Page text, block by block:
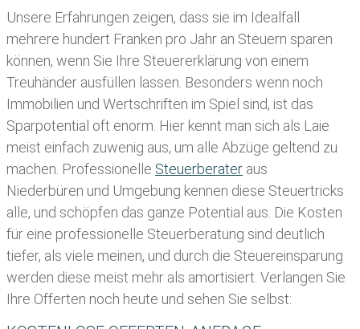
Unsere Erfahrungen zeigen, dass sie im Idealfall
mehrere hundert Franken pro Jahr an Steuern sparen
können, wenn Sie Ihre Steuererklärung von einem
Treuhänder ausfüllen lassen . Besonders wenn noch
Immobilien und Wertschriften im Spiel sind, ist das
Sparpotential oft enorm. Hier kennt man sich als Laie
meist einfach zuwenig aus, um alle Abzüge geltend zu
machen. Professionelle Steuerberater aus
Niederbüren und Umgebung kennen diese Steuertricks
alle, und schöpfen das ganze Potential aus. Die Kosten
für eine professionelle Steuerberatung sind deutlich
tiefer, als viele meinen, und durch die Steuereinsparung
werden diese meist mehr als amortisiert. Verlangen Sie
Ihre Offerten noch heute und sehen Sie selbst: